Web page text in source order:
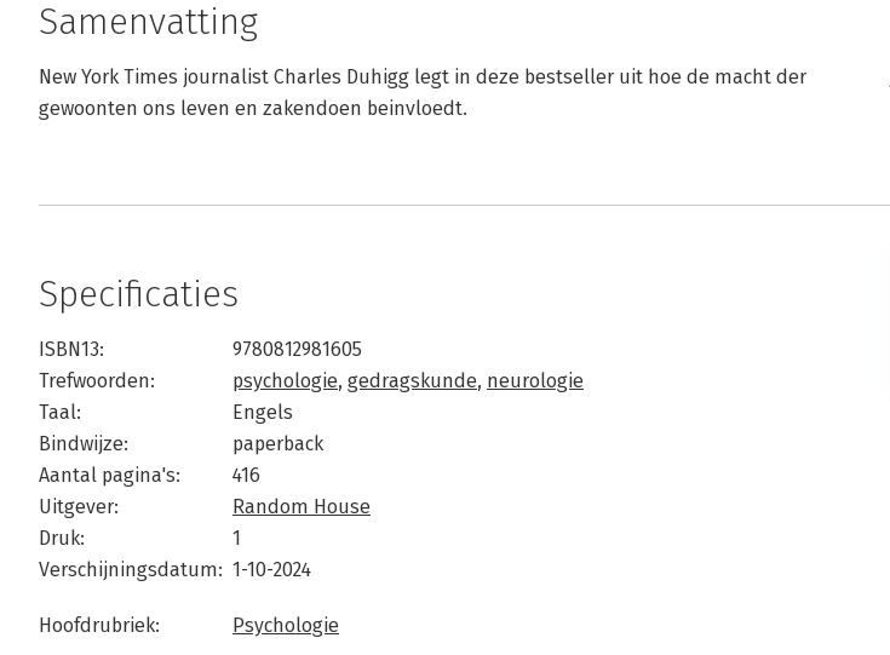
Samenvatting
New York Times journalist Charles Duhigg legt in deze bestseller uit hoe de macht der
gewoonten ons leven en zakendoen beinvloedt.
Specificaties
ISBN13:
9780812981605
Trefwoorden:
psychologie, gedragskunde, neurologie
Taal:
Engels
Bindwijze:
paperback
Aantal pagina's:
416
Uitgever:
Random House
Druk:
1
Verschijningsdatum: 1-10-2024
Hoofdrubriek: Psychologie